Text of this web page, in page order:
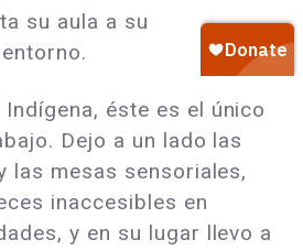
su aula a su
éste es el único
Dejo a un lado las
las mesas sensoriales,
inaccesibles en
y en su lugar llevo a